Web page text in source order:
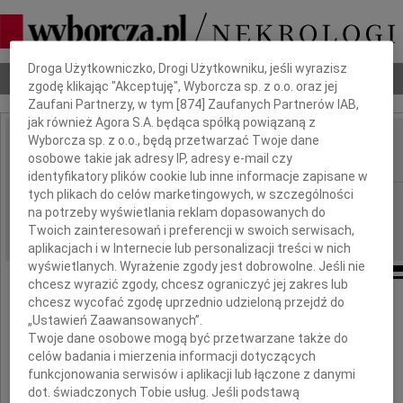
Nekrologi Odeszli Poradnik pogrzebowy
IMIĘ I NAZWISKO: Barbara Bereś
REGION: Rzeszów
DATA EMISJI: 19.02.2011
Nie pytamy, dlaczego musiałaś odejść.
Basiu
Dbamy o Twoją prywatność
Droga Użytkowniczko, Drogi Użytkowniku, jeśli wyrazisz
zgodę klikając "Akceptuję", Wyborcza sp. z o.o. oraz jej
Zaufani Partnerzy, w tym [874 ] Zaufanych Partnerów IAB,
jak również Agora S.A. będąca spółką powiązaną z
Wyborcza sp. z o.o., będą przetwarzać Twoje dane
osobowe takie jak adresy IP, adresy e-mail czy
identyfikatory plików cookie lub inne informacje zapisane w
tych plikach do celów marketingowych, w szczególności
na potrzeby wyświetlania reklam dopasowanych do
Twoich zainteresowań i preferencji w swoich serwisach,
aplikacjach i w Internecie lub personalizacji treści w nich
wyświetlanych. Wyrażenie zgody jest dobrowolne. Jeśli nie
chcesz wyrazić zgody, chcesz ograniczyć jej zakres lub
chcesz wycofać zgodę uprzednio udzieloną przejdź do
„Ustawień Zaawansowanych”.
Twoje dane osobowe mogą być przetwarzane także do
celów badania i mierzenia informacji dotyczących
funkcjonowania serwisów i aplikacji lub łączone z danymi
dot. świadczonych Tobie usług. Jeśli podstawą